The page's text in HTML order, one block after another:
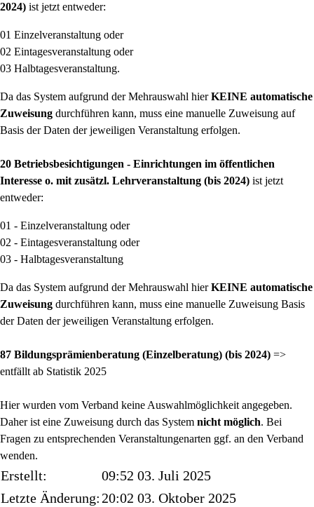
2024) ist jetzt entweder:
01 Einzelveranstaltung oder
02 Eintagesveranstaltung oder
03 Halbtagesveranstaltung.
Da das System aufgrund der Mehrauswahl hierKEINE automatische
Zuweisung durchführen kann, muss eine manuelle Zuweisung auf
Basis der Daten der jeweiligen Veranstaltung erfolgen.
20 Betriebsbesichtigungen - Einrichtungen im öffentlichen
Interesse o. mit zusätzl. Lehrveranstaltung (bis 2024) ist jetzt
entweder:
01 - Einzelveranstaltung oder
02 - Eintagesveranstaltung oder
03 - Halbtagesveranstaltung
Da das System aufgrund der Mehrauswahl hierKEINE automatische
Zuweisung durchführen kann, muss eine manuelle Zuweisung Basis
der Daten der jeweiligen Veranstaltung erfolgen.
87 Bildungsprämienberatung (Einzelberatung) (bis 2024) =>
entfällt ab Statistik 2025
Hier wurden vom Verband keine Auswahlmöglichkeit angegeben.
Daher ist eine Zuweisung durch das System nicht möglich. Bei
Fragen zu entsprechenden Veranstaltungenarten ggf. an den Verband
wenden.
Erstellt:
09:52 03. Juli 2025
Letzte Änderung: 20:02 03. Oktober 2025